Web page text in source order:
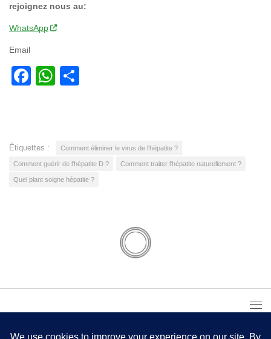
rejoignez nous au:
WhatsApp
Email
Facebook
WhatsApp
Étiquettes : Comment éliminer le virus de l'hépatite ?
Comment guérir de l'hépatite D ? Comment traiter l'hépatite naturellement ?
Quel plant soigne hépatite ?